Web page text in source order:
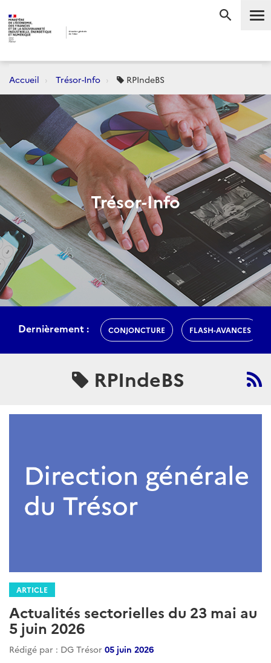
Accueil Trésor-Info RPIndeBS
Trésor-Info
Dernièrement : CONJONCTURE FLASH-AVANCES
RPIndeBS
ARTICLE
Actualités sectorielles du 23 mai au
5 juin 2026
Rédigé par : DG Trésor 05 juin 2026